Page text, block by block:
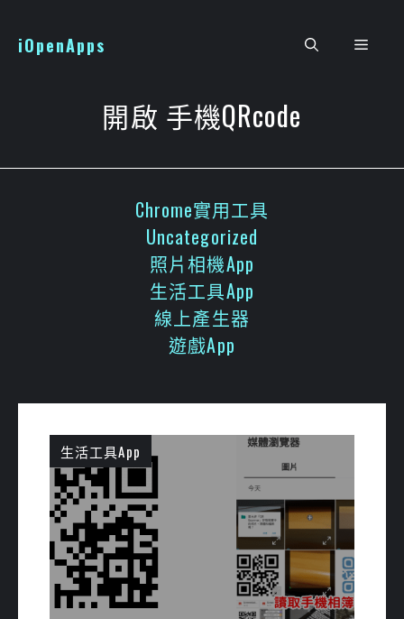
iOpenApps 選
開啟 手機QRcode
Chrome實用工具
Uncategorized
照片相機App
生活工具App
線上產生器
遊戲App
生活工具App